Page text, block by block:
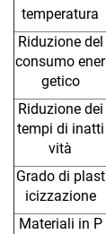
temperatura
Riduzione del
consumo ener
getico
Riduzione dei
tempi di inatti
vità
Grado di plast
icizzazione
Materiali in P